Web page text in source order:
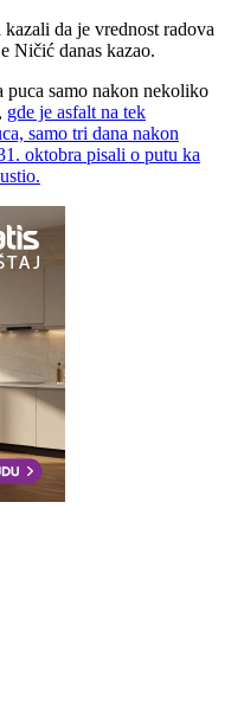
da je vrednost radova
Ničić danas kazao.
samo nakon nekoliko
gde je asfalt na tek
samo tri dana nakon
oktobra pisali o putu ka